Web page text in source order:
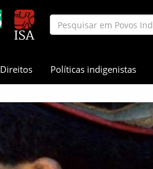
Direitos Políticas indigenistas